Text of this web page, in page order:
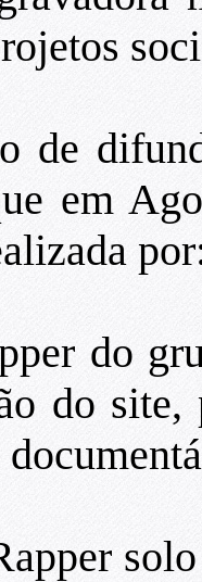
de
em
do
do site,